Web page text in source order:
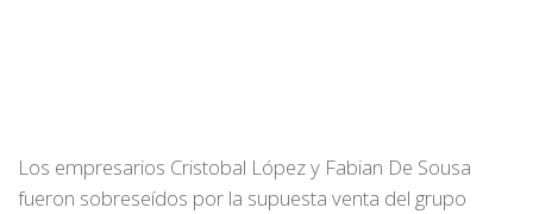
Los empresarios Cristobal López y Fabian De Sousa
fueron sobreseídos por la supuesta venta del grupo